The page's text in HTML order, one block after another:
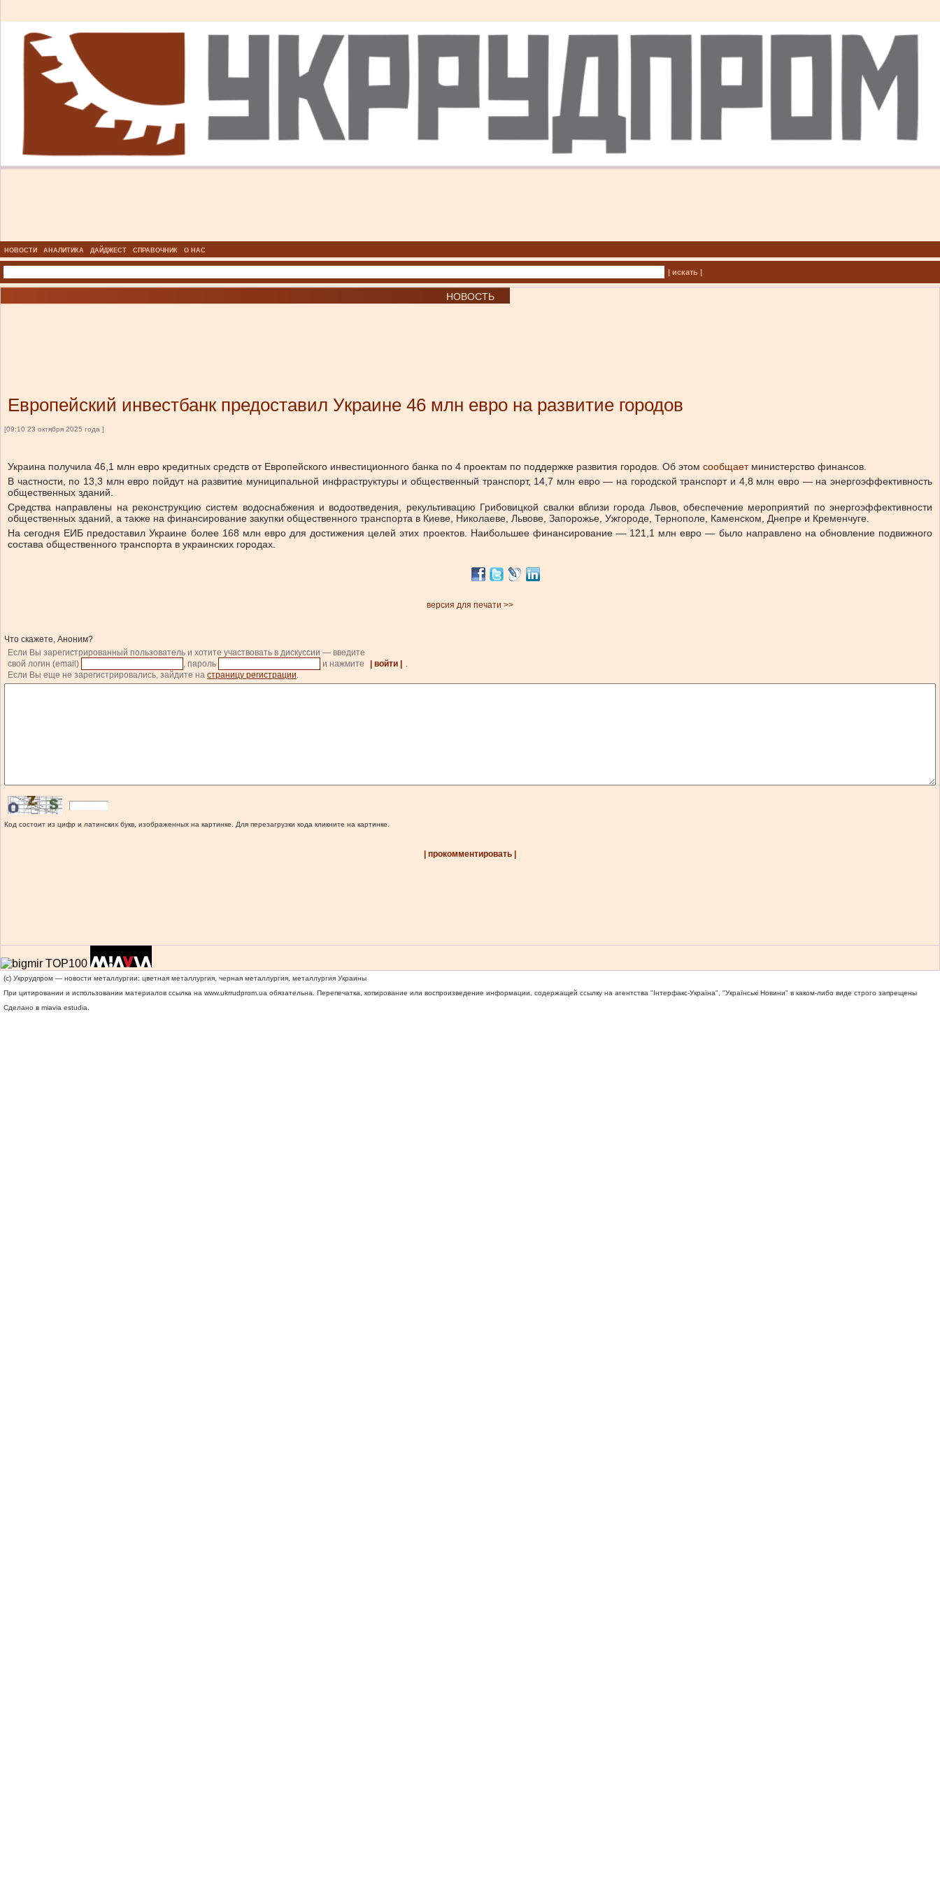
НОВОСТИ АНАЛИТИКА ДАЙДЖЕСТ СПРАВОЧНИК О НАС
| искать |
НОВОСТЬ
Европейский инвестбанк предоставил Украине 46 млн евро на развитие городов
[09:10 23 октября 2025 года ]
Украина получила 46,1 млн евро кредитных средств от Европейского инвестиционного банка по 4 проектам по поддержке развития городов. Об этом сообщает министерство финансов.
В частности, по 13,3 млн евро пойдут на развитие муниципальной инфраструктуры и общественный транспорт, 14,7 млн евро — на городской транспорт и 4,8 млн евро — на энергоэффективность
общественных зданий.
Средства направлены на реконструкцию систем водоснабжения и водоотведения, рекультивацию Грибовицкой свалки вблизи города Львов, обеспечение мероприятий по энергоэффективности
общественных зданий, а также на финансирование закупки общественного транспорта в Киеве, Николаеве, Львове, Запорожье, Ужгороде, Тернополе, Каменском, Днепре и Кременчуге.
На сегодня ЕИБ предоставил Украине более 168 млн евро для достижения целей этих проектов. Наибольшее финансирование — 121,1 млн евро — было направлено на обновление подвижного
состава общественного транспорта в украинских городах.
версия для печати >>
Что скажете, Аноним?
Если Вы зарегистрированный пользователь и хотите участвовать в дискуссии — введите
свой логин (email)
, пароль и нажмите | войти |
.
Если Вы еще не зарегистрировались, зайдите на страницу регистрации.
Код состоит из цифр и латинских букв, изображенных на картинке. Для перезагрузки кода кликните на картинке.
| прокомментировать |
(c) Укррудпром — новости металлургии: цветная металлургия, черная металлургия, металлургия Украины
При цитировании и использовании материалов ссылка на www.ukrrudprom.ua обязательна. Перепечатка, копирование или воспроизведение информации, содержащей ссылку на агентства "Iнтерфакс-Україна", "Українськi Новини" в каком-либо виде строго запрещены
Сделано в miavia estudia.